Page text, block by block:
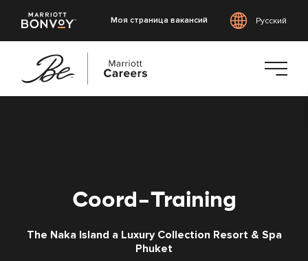
Моя страница вакансий Русский
Coord-Training
The Naka Island a Luxury Collection Resort & Spa
Phuket